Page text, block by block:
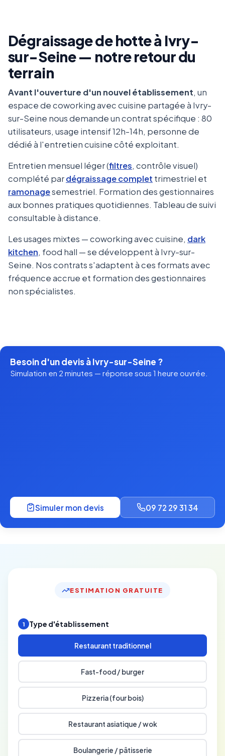
Dégraissage de hotte à Ivry-
sur-Seine — notre retour du
terrain
Avant l'ouverture d'un nouvel établissement, un
espace de coworking avec cuisine partagée à Ivry-
sur-Seine nous demande un contrat spécifique : 80
utilisateurs, usage intensif 12h-14h, personne de
dédié à l'entretien cuisine côté exploitant.
Entretien mensuel léger (filtres, contrôle visuel)
complété pardégraissage complet trimestriel et
ramonagesemestriel. Formation des gestionnaires
aux bonnes pratiques quotidiennes. Tableau de suivi
consultable à distance.
Les usages mixtes — coworking avec cuisine, dark
kitchen, food hall — se développent à Ivry-sur-
Seine. Nos contrats s'adaptent à ces formats avec
fréquence accrue et formation des gestionnaires
non spécialistes.
Besoin d'un devis à Ivry-sur-Seine ?
Simulation en 2 minutes — réponse sous 1 heure ouvrée.
Simuler mon devis 09 72 29 31 34
ESTIMATION GRATUITE
1 Type d'établissement
Restaurant traditionnel
Fast-food / burger
Pizzeria (four bois)
Restaurant asiatique / wok
Boulangerie / pâtisserie